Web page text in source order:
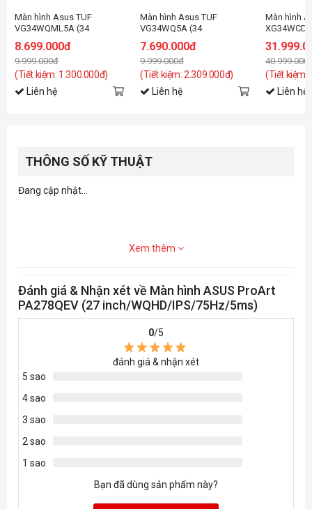
Màn hình Asus TUF
VG34WQML5A (34
8.699.000đ
9.999.000đ
(Tiết kiệm: 1.300.000đ)
Liên hệ
Màn hình Asus TUF
VG34WQ5A (34
400Hz/Fast
VA/0.5ms/loa/cong)
7.690.000đ
9.999.000đ
(Tiết kiệm: 2.309.000đ)
Liên hệ
Màn hình
Android 14
(Tiết kiệm:
Liên hệ
THÔNG SỐ KỸ THUẬT
Đang cập nhật...
Xem thêm
Đánh giá & Nhận xét về Màn hình ASUS ProArt
PA278QEV (27 inch/WQHD/IPS/75Hz/5ms)
0/5
đánh giá & nhận xét
5 sao
4 sao
3 sao
2 sao
1 sao
Bạn đã dùng sản phẩm này?